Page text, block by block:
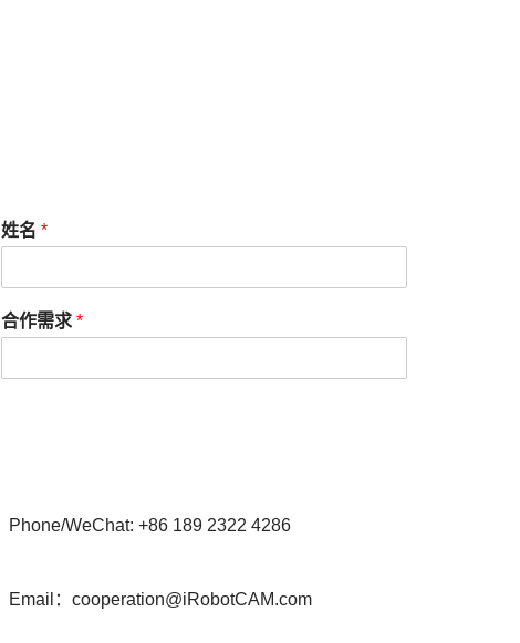
姓名*
合作需求*
Phone/WeChat: +86 189 2322 4286
Email：cooperation@iRobotCAM.com